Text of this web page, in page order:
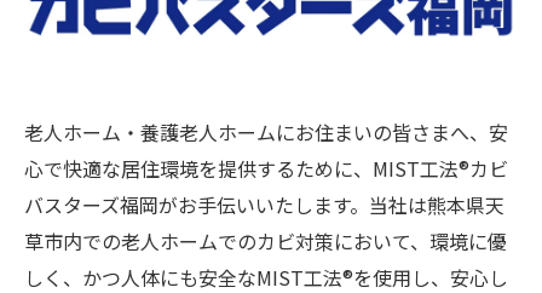
老人ホーム・養護老人ホームにお住まいの皆さまへ、安
心で快適な居住環境を提供するために、MIST工法®カビ
バスターズ福岡がお手伝いいたします。当社は熊本県天
草市内での老人ホームでのカビ対策において、環境に優
しく、かつ人体にも安全なMIST工法®を使用し、安心し